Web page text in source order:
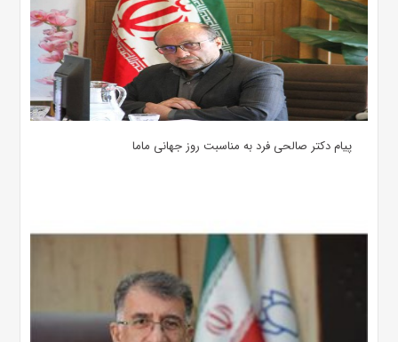
پیام دکتر صالحی فرد به مناسبت روز جهانی ماما